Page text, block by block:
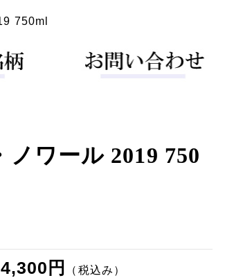
750ml
ワール 2019 750
円 （税込み）